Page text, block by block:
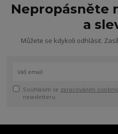
Nepropásněte
a
Můžete se kdykoli odhlásit.
Souhlasím se zpracováním
newsletteru.